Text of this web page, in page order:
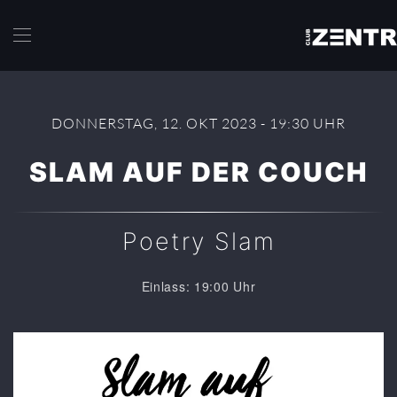
DONNERSTAG, 12. OKT 2023 - 19:30 UHR
SLAM AUF DER COUCH
Poetry Slam
Einlass: 19:00 Uhr